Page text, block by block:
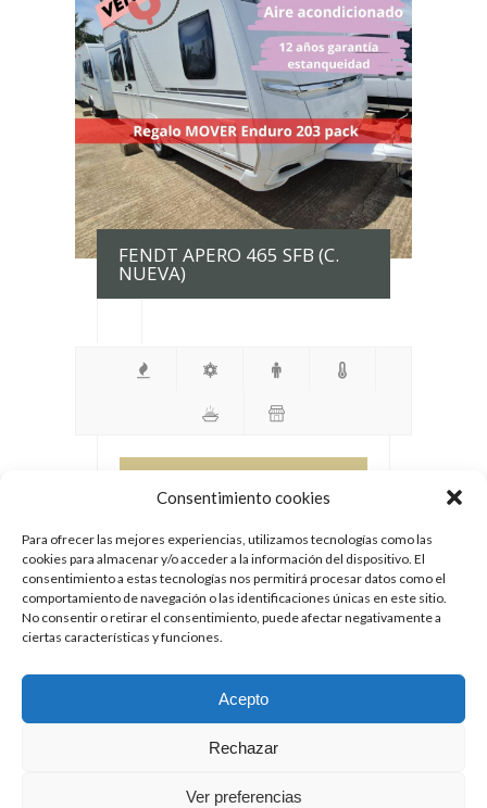
Consentimiento cookies
Para ofrecer las mejores experiencias, utilizamos tecnologías como las
cookies para almacenar y/o acceder a la información del dispositivo. El
consentimiento a estas tecnologías nos permitirá procesar datos como el
comportamiento de navegación o las identificaciones únicas en este sitio.
No consentir o retirar el consentimiento, puede afectar negativamente a
ciertas características y funciones.
Acepto
Rechazar
Ver preferencias
FENDT APERO 465 SFB (C.
NUEVA)
YOUTUBE